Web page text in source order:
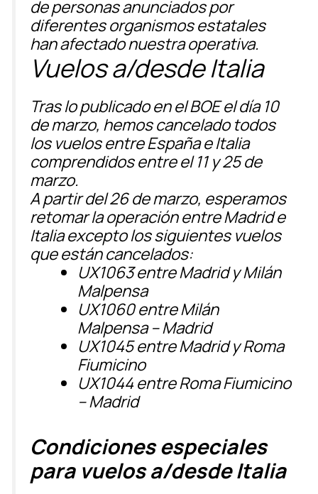
de personas anunciados por
diferentes organismos estatales
han afectado nuestra operativa.
Vuelos a/desde Italia
Tras lo publicado en el BOE el día 10
de marzo, hemos cancelado todos
los vuelos entre España e Italia
comprendidos entre el 11 y 25 de
marzo.
A partir del 26 de marzo, esperamos
retomar la operación entre Madrid e
Italia excepto los siguientes vuelos
que están cancelados:
UX1063entre Madrid y Milán
Malpensa
UX1060entre Milán
Malpensa – Madrid
UX1045entre Madrid y Roma
Fiumicino
UX1044entre Roma Fiumicino
– Madrid
Condiciones especiales
para vuelos a/desde Italia